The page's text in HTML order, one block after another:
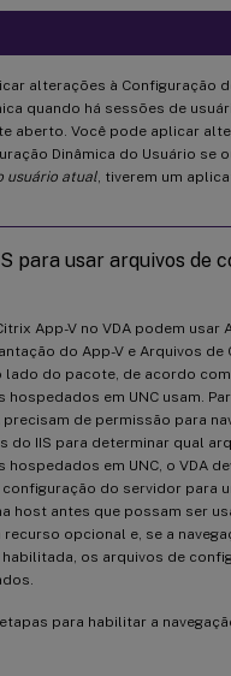
alterações à Configuração
quando há sessões de
aberto. Você pode aplicar
Dinâmica do Usuário se
usuário atual , tiverem um
para usar arquivos de
App-V no VDA podem usar
do App-V e Arquivos de
lado do pacote, de acordo
hospedados em UNC usam.
de permissão para
do IIS para determinar qual
em UNC, o VDA
do servidor para
host antes que possam ser
opcional e, se a
os arquivos de
para habilitar a